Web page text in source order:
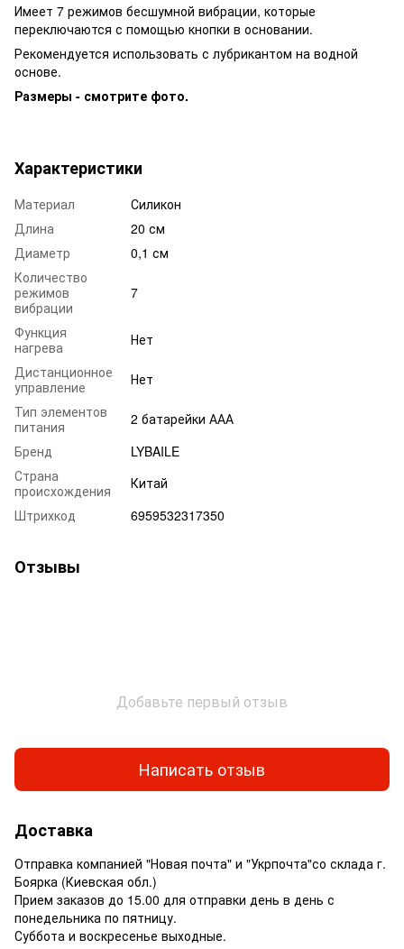
Имеет 7 режимов бесшумной вибрации, которые
переключаются с помощью кнопки в основании.
Рекомендуется использовать с лубрикантом на водной
основе.
Размеры - смотрите фото.
Характеристики
Материал
Силикон
Длина
20 см
Диаметр
0,1 см
Количество
режимов
вибрации
7
Функция
нагрева
Нет
Дистанционное
управление
Нет
Тип элементов
питания
2 батарейки ААА
Бренд
LYBAILE
Страна
происхождения
Китай
Штрихкод
6959532317350
Отзывы
Добавьте первый отзыв
Написать отзыв
Доставка
Отправка компанией "Новая почта" и "Укрпочта"со склада г.
Боярка (Киевская обл.)
Прием заказов до 15.00 для отправки день в день с
понедельника по пятницу.
Суббота и воскресенье выходные.